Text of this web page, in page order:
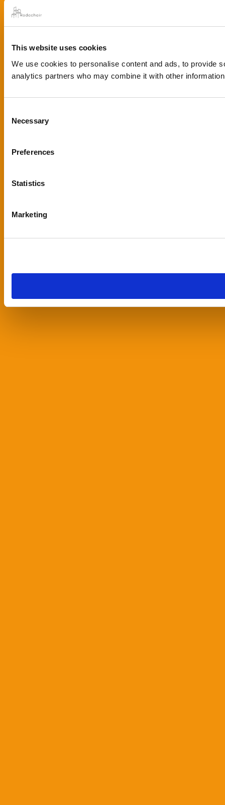
This website uses cookies
We use cookies to personalise content and ads, to provide
analytics partners who may combine it with other
Selection
Necessary
Preferences
Statistics
Marketing